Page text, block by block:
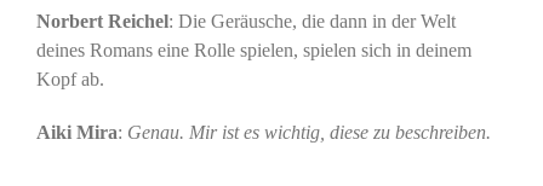
Norbert Reichel: Die Geräusche, die dann in der Welt
deines Romans eine Rolle spielen, spielen sich in deinem
Kopf ab.
Aiki Mira: Genau. Mir ist es wichtig, diese zu beschreiben.